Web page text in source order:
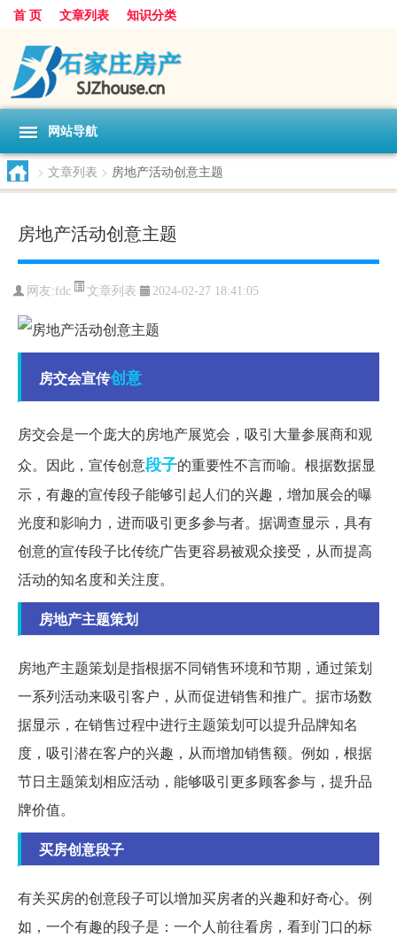
首 页 文章列表 知识分类
网站导航
> 文章列表 > 房地产活动创意主题
房地产活动创意主题
网友:fdc 文章列表 2024-02-27 18:41:05
房交会宣传创意
房交会是一个庞大的房地产展览会，吸引大量参展商和观
众。因此，宣传创意段子的重要性不言而喻。根据数据显
示，有趣的宣传段子能够引起人们的兴趣，增加展会的曝
光度和影响力，进而吸引更多参与者。据调查显示，具有
创意的宣传段子比传统广告更容易被观众接受，从而提高
活动的知名度和关注度。
房地产主题策划
房地产主题策划是指根据不同销售环境和节期，通过策划
一系列活动来吸引客户，从而促进销售和推广。据市场数
据显示，在销售过程中进行主题策划可以提升品牌知名
度，吸引潜在客户的兴趣，从而增加销售额。例如，根据
节日主题策划相应活动，能够吸引更多顾客参与，提升品
牌价值。
买房创意段子
有关买房的创意段子可以增加买房者的兴趣和好奇心。例
如，一个有趣的段子是：一个人前往看房，看到门口的标